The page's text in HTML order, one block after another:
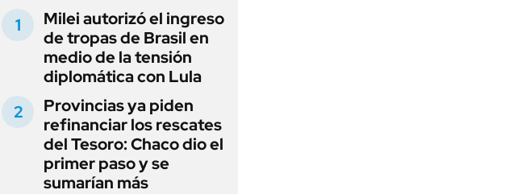
Milei autorizó el ingreso
de tropas de Brasil en
medio de la tensión
diplomática con Lula
Provincias ya piden
refinanciar los rescates
del Tesoro: Chaco dio el
primer paso y se
sumarían más